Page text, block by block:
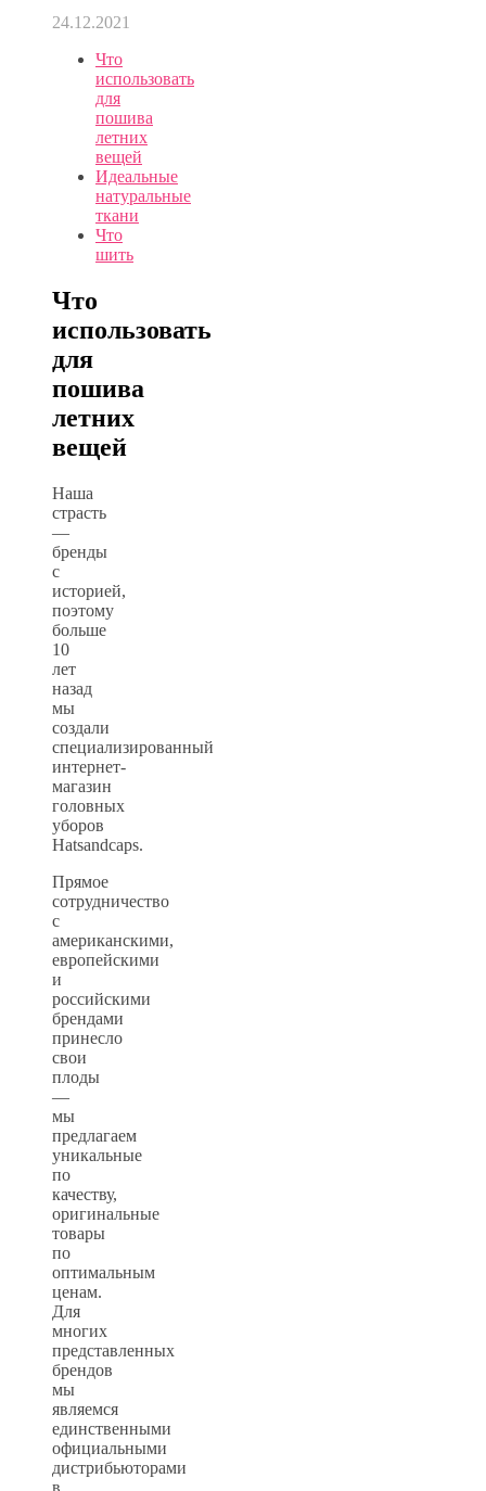
24.12.2021
Что
использовать
для
пошива
летних
вещей
Идеальные
натуральные
ткани
Что
шить
Что
использовать
для
пошива
летних
вещей
Наша
страсть
—
бренды
с
историей,
поэтому
больше
10
лет
назад
мы
создали
специализированный
интернет-
магазин
головных
уборов
Hatsandcaps.
Прямое
сотрудничество
с
американскими,
европейскими
и
российскими
брендами
принесло
свои
плоды
—
мы
предлагаем
уникальные
по
качеству,
оригинальные
товары
по
оптимальным
ценам.
Для
многих
представленных
брендов
мы
являемся
единственными
официальными
дистрибьюторами
в